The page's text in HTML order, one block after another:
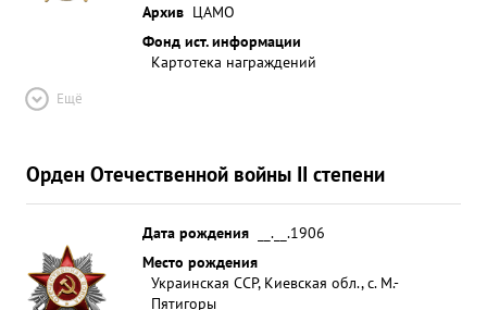
Архив ЦАМО
Фонд ист. информации
Картотека награждений
Ещё
Орден Отечественной войны II степени
Дата рождения
__.__.1906
Место рождения
Украинская ССР, Киевская обл., с. М.-
Пятигоры